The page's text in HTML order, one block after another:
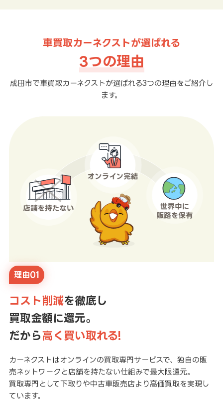
車買取カーネクストが選ばれる
3つの理由
成田市で車買取カーネクストが選ばれる3つの理由をご紹介し
ます。
理由01
コスト削減を徹底し
買取金額に還元。
だから高く買い取れる!
カーネクストはオンラインの買取専門サービスで、独自の販
売ネットワークと店舗を持たない仕組みで最大限還元。
買取専門として下取りや中古車販売店より高価買取を実現し
ています。